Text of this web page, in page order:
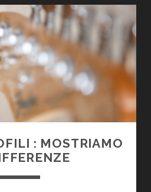
:
CONSIGLI
CONSIDERAZIONI
: MOSTRIAMO